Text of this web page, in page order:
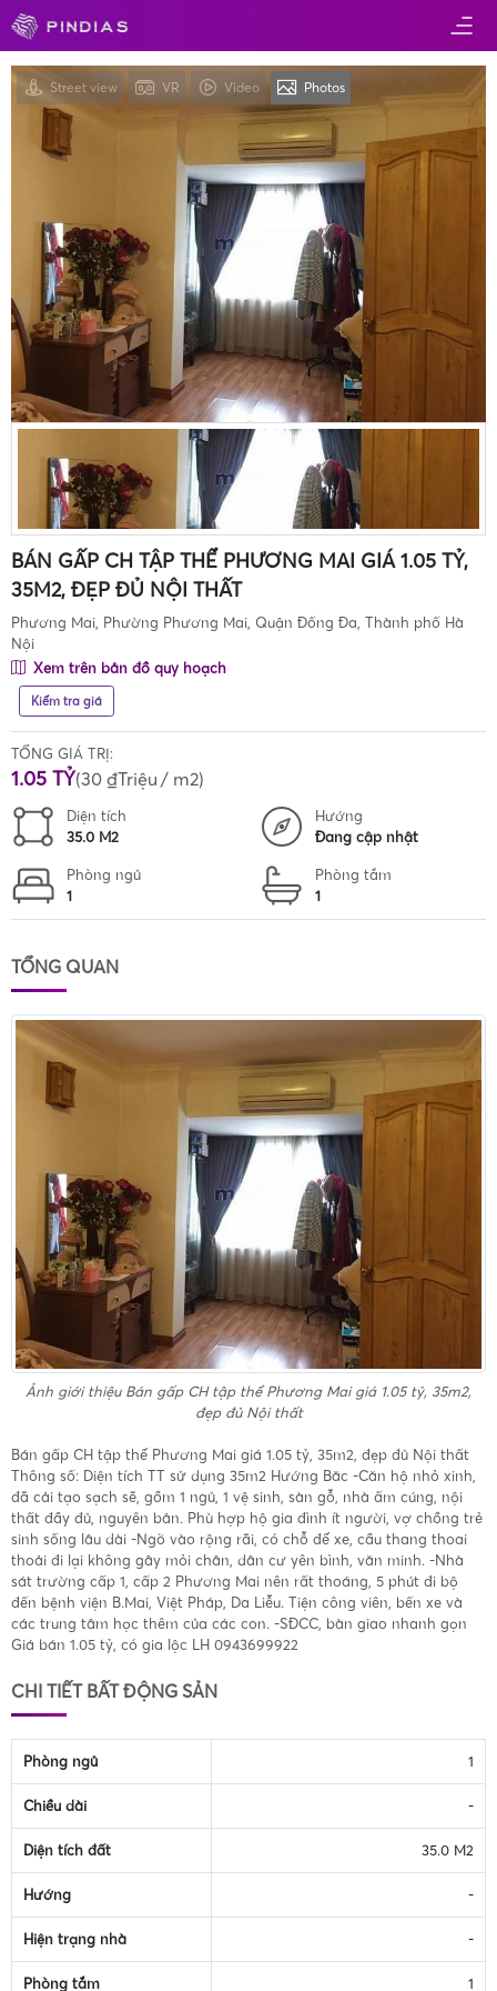
Street view VR Video Photos
BÁN GẤP CH TẬP THỂ PHƯƠNG MAI GIÁ 1.05 TỶ,
35M2, ĐẸP ĐỦ NỘI THẤT
Phương Mai, Phường Phương Mai, Quận Đống Đa, Thành phố Hà
Nội
Xem trên bản đồ quy hoạch
Kiểm tra giá
TỔNG GIÁ TRỊ:
1.05 TỶ(30 ₫Triệu / m2)
Diện tích
35.0 M2
Hướng
Đang cập nhật
Phòng ngủ
1
Phòng tắm
1
TỔNG QUAN
Ảnh giới thiệu Bán gấp CH tập thể Phương Mai giá 1.05 tỷ, 35m2,
đẹp đủ Nội thất
Bán gấp CH tập thể Phương Mai giá 1.05 tỷ, 35m2, đẹp đủ Nội thất
Thông số: Diện tích TT sử dụng 35m2 Hướng Băc -Căn hộ nhỏ xinh,
đã cải tạo sạch sẽ, gồm 1 ngủ, 1 vệ sinh, sàn gỗ, nhà ấm cúng, nội
thất đầy đủ, nguyên bản. Phù hợp hộ gia đình ít người, vợ chồng trẻ
sinh sống lâu dài -Ngõ vào rộng rãi, có chỗ để xe, cầu thang thoai
thoải đi lại không gây mỏi chân, dân cư yên bình, văn minh. -Nhà
sát trường cấp 1, cấp 2 Phương Mai nên rất thoáng, 5 phút đi bộ
đến bệnh viện B.Mai, Việt Pháp, Da Liễu. Tiện công viên, bến xe và
các trung tâm học thêm của các con. -SĐCC, bàn giao nhanh gọn
Giá bán 1.05 tỷ, có gia lộc LH 0943699922
CHI TIẾT BẤT ĐỘNG SẢN
Phòng ngủ 1
Chiều dài -
Diện tích đất 35.0 M2
Hướng -
Hiện trạng nhà -
Phòng tắm 1